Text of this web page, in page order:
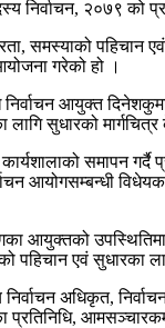
२०७९ को
समस्याको पहिचान
गरेको हो ।
निर्वाचन आयुक्त
लागि सुधारको
कार्यशालाको समापन
आयोगसम्बन्धी
आयुक्तको
एवं सुधारका
अधिकृत,
प्रतिनिधि,